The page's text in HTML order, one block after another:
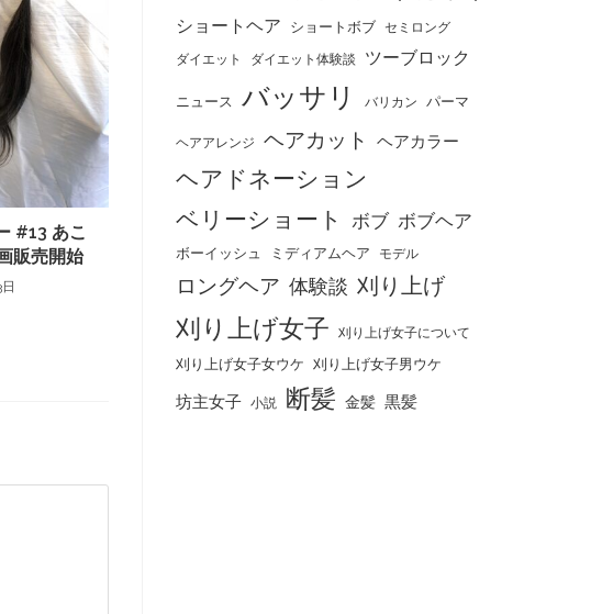
#13 あこ
販売開始
ショートヘア ショートボブ セミロング
ダイエット ダイエット体験談 ツーブロック
ニュース バッサリ バリカン パーマ
ヘアアレンジ ヘアカット ヘアカラー
ヘアドネーション
ベリーショート
ボブ ボブヘア
ボーイッシュ ミディアムヘア モデル
ロングヘア 体験談 刈り上げ
刈り上げ女子 刈り上げ女子について
刈り上げ女子女ウケ 刈り上げ女子男ウケ
坊主女子 小説 断髪 金髪 黒髪